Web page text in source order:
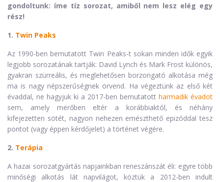
gondoltunk: íme tíz sorozat, amiből nem lesz elég egy
rész!
1. Twin Peaks
Az 1990-ben bemutatott Twin Peaks-t sokan minden idők egyik
legjobb sorozatának tartják: David Lynch és Mark Frost különös,
gyakran szürreális, és meglehetősen borzongató alkotása még
ma is nagy népszerűségnek örvend. Ha végeztünk az első két
évaddal, ne hagyjuk ki a 2017-ben bemutatott harmadik évadot
sem, amely merőben eltér a korábbiaktól, és néhány
kifejezetten sötét, nagyon nehezen emészthető epizóddal tesz
pontot (vagy éppen kérdőjelet) a történet végére.
2. Terápia
A hazai sorozatgyártás napjainkban reneszánszát éli: egyre több
minőségi alkotás lát napvilágot, köztük a 2012-ben indult